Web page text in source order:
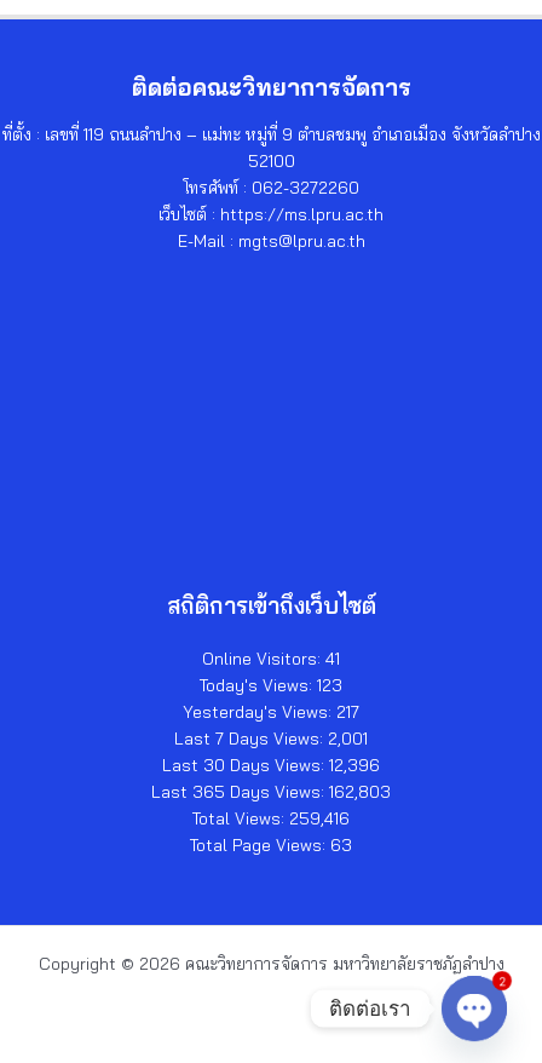
ติดต่อคณะวิทยาการจัดการ
ที่ตั้ง : เลขที่ 119 ถนนลำปาง – แม่ทะ หมู่ที่ 9 ตำบลชมพู อำเภอเมือง จังหวัดลำปาง
52100
โทรศัพท์ : 062-3272260
เว็บไซต์ : https://ms.lpru.ac.th
E-Mail : mgts@lpru.ac.th
สถิติการเข้าถึงเว็บไซต์
Online Visitors: 41
Today's Views: 123
Yesterday's Views: 217
Last 7 Days Views: 2,001
Last 30 Days Views: 12,396
Last 365 Days Views: 162,803
Total Views: 259,416
Total Page Views: 63
Copyright © 2026 คณะวิทยาการจัดการ มหาวิทยาลัยราชภัฏลำปาง
ติดต่อเรา
Open
2